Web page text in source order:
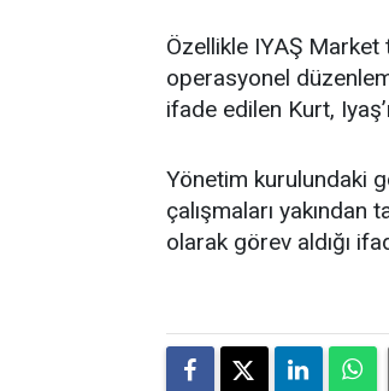
Özellikle IYAŞ Market
operasyonel
ifade edilen Kurt,
Yönetim kurulundaki
çalışmaları
olarak görev aldığı